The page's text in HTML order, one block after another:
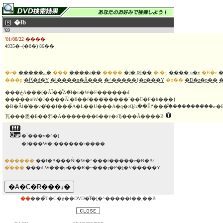
�ӏb
'69
'01/08/22 ����
4935�~(�ō�) 86��
�ē�: �����ۑ� ���:����a�� ����:�]�ː에�� �r�{:����ˎu�v �B�e:
���p:�Ԗ�d�Y �Ɩ����n�Ӓ��� �^�����{�c���Y �o��:�D�z�p��
���ځA���[�ȂǏ��̂̈ꕔ�̃I�u�W�F�����ׂ�ꂽ
�����œW�J����Ӑl�ƃ��f���̈�����`���ِF�h���}
�B�Ӑl�̓��v�̓��f���̃A�L��U���A�q�ɂɊċւ��Ĕޏ��̓���������͂��߂�B�A�L�͂������
瓦���悤�Ƃ��邪�A�������ɓ��v�ɂЂ���Ă����B
�`���v�^�[
�I���W�i������\����
������:��f�A���Ńf�W�^���t�����e�B�A/
�̔���:���ԃW���p���R�~���j�P�[�V�����Y
�� ���̃T�C�g��DVD�̂݃f�[�^�����ł��܂��B